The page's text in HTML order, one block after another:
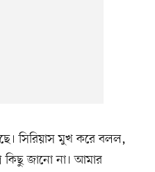
সিরিয়াস মুখ করে বলল,
কিছু জানো না। আমার